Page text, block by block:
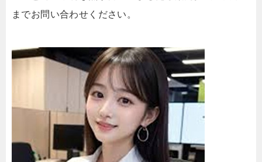
までお問い合わせください。